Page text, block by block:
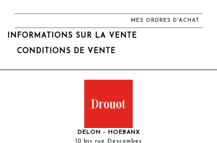
MES ORDRES D'ACHAT
INFORMATIONS SUR LA VENTE
CONDITIONS DE VENTE
DELON - HOEBANX
10 bis rue Descombes